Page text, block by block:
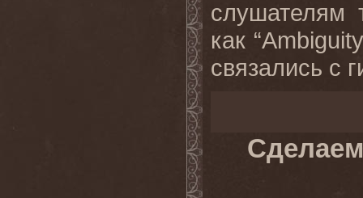
слушателям
как
связались с